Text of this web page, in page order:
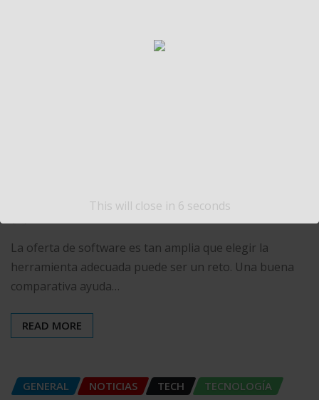
La oferta de software es tan amplia que elegir la
herramienta adecuada puede ser un reto. Una buena
comparativa ayuda…
READ MORE
GENERAL NOTICIAS TECH TECNOLOGÍA
This will close in 6 seconds